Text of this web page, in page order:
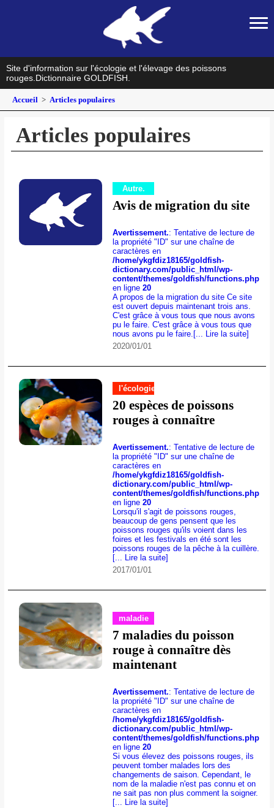
Site d'information sur l'écologie et l'élevage des poissons
rouges. Dictionnaire GOLDFISH.
Accueil Articles populaires
Articles populaires
Autre.
Avis de migration du site
Avertissement.: Tentative de lecture de
la propriété "ID" sur une chaîne de
caractères en
/home/ykgfdiz18165/goldfish-
dictionary.com/public_html/wp-
content/themes/goldfish/functions.php
en ligne20
A propos de la migration du site Ce site
est ouvert depuis maintenant trois ans.
C'est grâce à vous tous que nous avons
pu le faire. C'est grâce à vous tous que
nous avons pu le faire. [... Lire la suite]
2020/01/01
l'écologie
20 espèces de poissons
rouges à connaître
Avertissement.: Tentative de lecture de
la propriété "ID" sur une chaîne de
caractères en
/home/ykgfdiz18165/goldfish-
dictionary.com/public_html/wp-
content/themes/goldfish/functions.php
en ligne20
Lorsqu'il s'agit de poissons rouges,
beaucoup de gens pensent que les
poissons rouges qu'ils voient dans les
foires et les festivals en été sont les
poissons rouges de la pêche à la cuillère.
[... Lire la suite]
2017/01/01
maladie
7 maladies du poisson
rouge à connaître dès
maintenant
Avertissement.: Tentative de lecture de
la propriété "ID" sur une chaîne de
caractères en
/home/ykgfdiz18165/goldfish-
dictionary.com/public_html/wp-
content/themes/goldfish/functions.php
en ligne20
Si vous élevez des poissons rouges, ils
peuvent tomber malades lors des
changements de saison. Cependant, le
nom de la maladie n'est pas connu et on
ne sait pas non plus comment la soigner.
[... Lire la suite]